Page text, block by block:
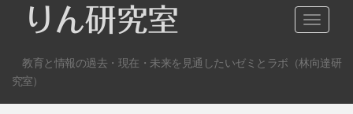
o
りん研究室
教育と情報の過去・現在・未来を見通したいゼミとラボ（林向達研
究室）